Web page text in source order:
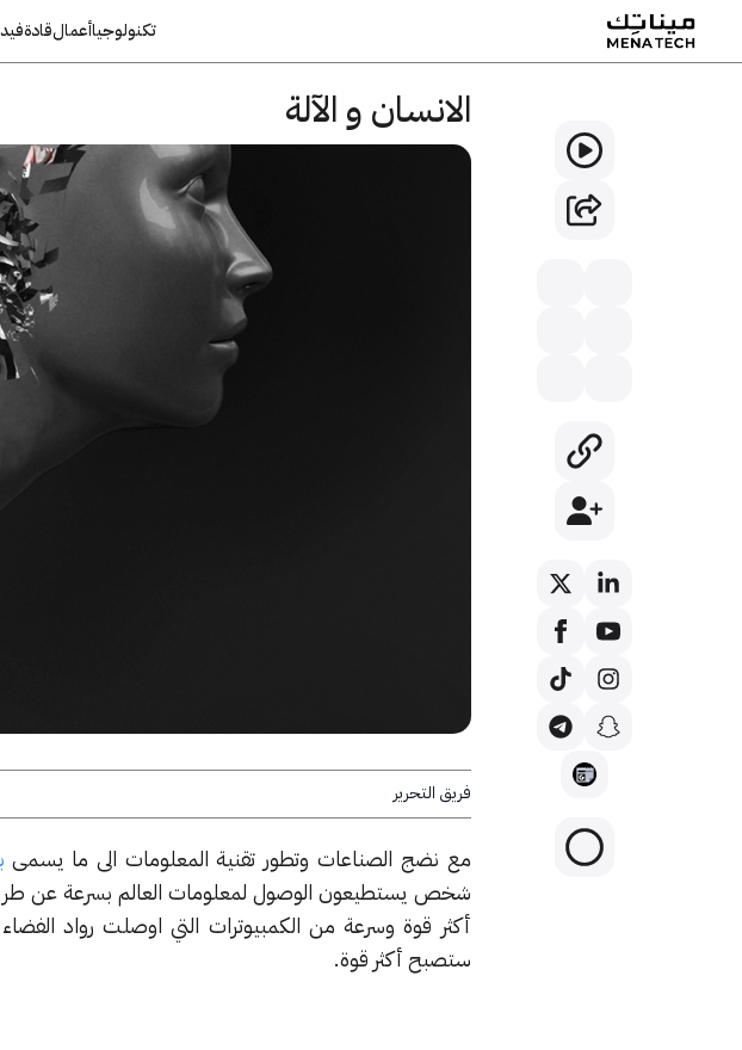
تكنولوجياأعمالقادة
الانسان و الآلة
فريق التحرير
مع نضج الصناعات وتطور تقنية المعلومات الى ما يسمى
شخص يستطيعون الوصول لمعلومات العالم بسرعة عن
أكثر قوة وسرعة من الكمبيوترات التي اوصلت رواد
ستصبح أكثر قوة.